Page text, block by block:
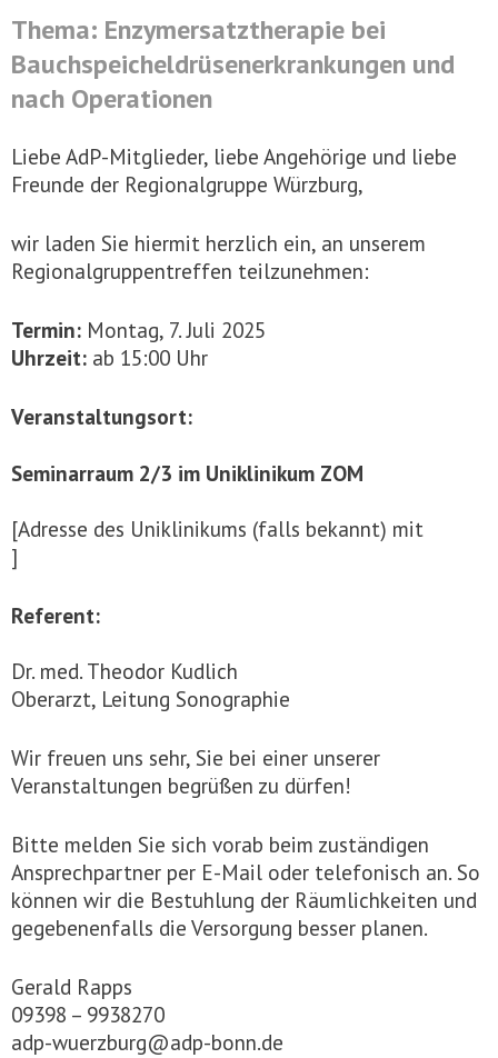
Thema: Enzymersatztherapie bei
Bauchspeicheldrüsenerkrankungen und
nach Operationen
Liebe AdP-Mitglieder, liebe Angehörige und liebe
Freunde der Regionalgruppe Würzburg,
wir laden Sie hiermit herzlich ein, an unserem
Regionalgruppentreffen teilzunehmen:
Termin: Montag, 7. Juli 2025
Uhrzeit: ab 15:00 Uhr
Veranstaltungsort:
Seminarraum 2/3 im Uniklinikum ZOM
[Adresse des Uniklinikums (falls bekannt) mit
]
Referent:
Dr. med. Theodor Kudlich
Oberarzt, Leitung Sonographie
Wir freuen uns sehr, Sie bei einer unserer
Veranstaltungen begrüßen zu dürfen!
Bitte melden Sie sich vorab beim zuständigen
Ansprechpartner per E-Mail oder telefonisch an. So
können wir die Bestuhlung der Räumlichkeiten und
gegebenenfalls die Versorgung besser planen.
Gerald Rapps
09398 – 9938270
adp-wuerzburg@adp-bonn.de